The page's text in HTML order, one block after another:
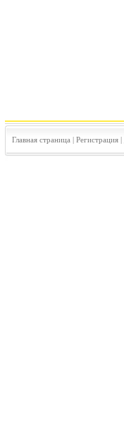
Главная страница | Регистрация|